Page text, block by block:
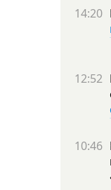
14:20
12:52
10:46